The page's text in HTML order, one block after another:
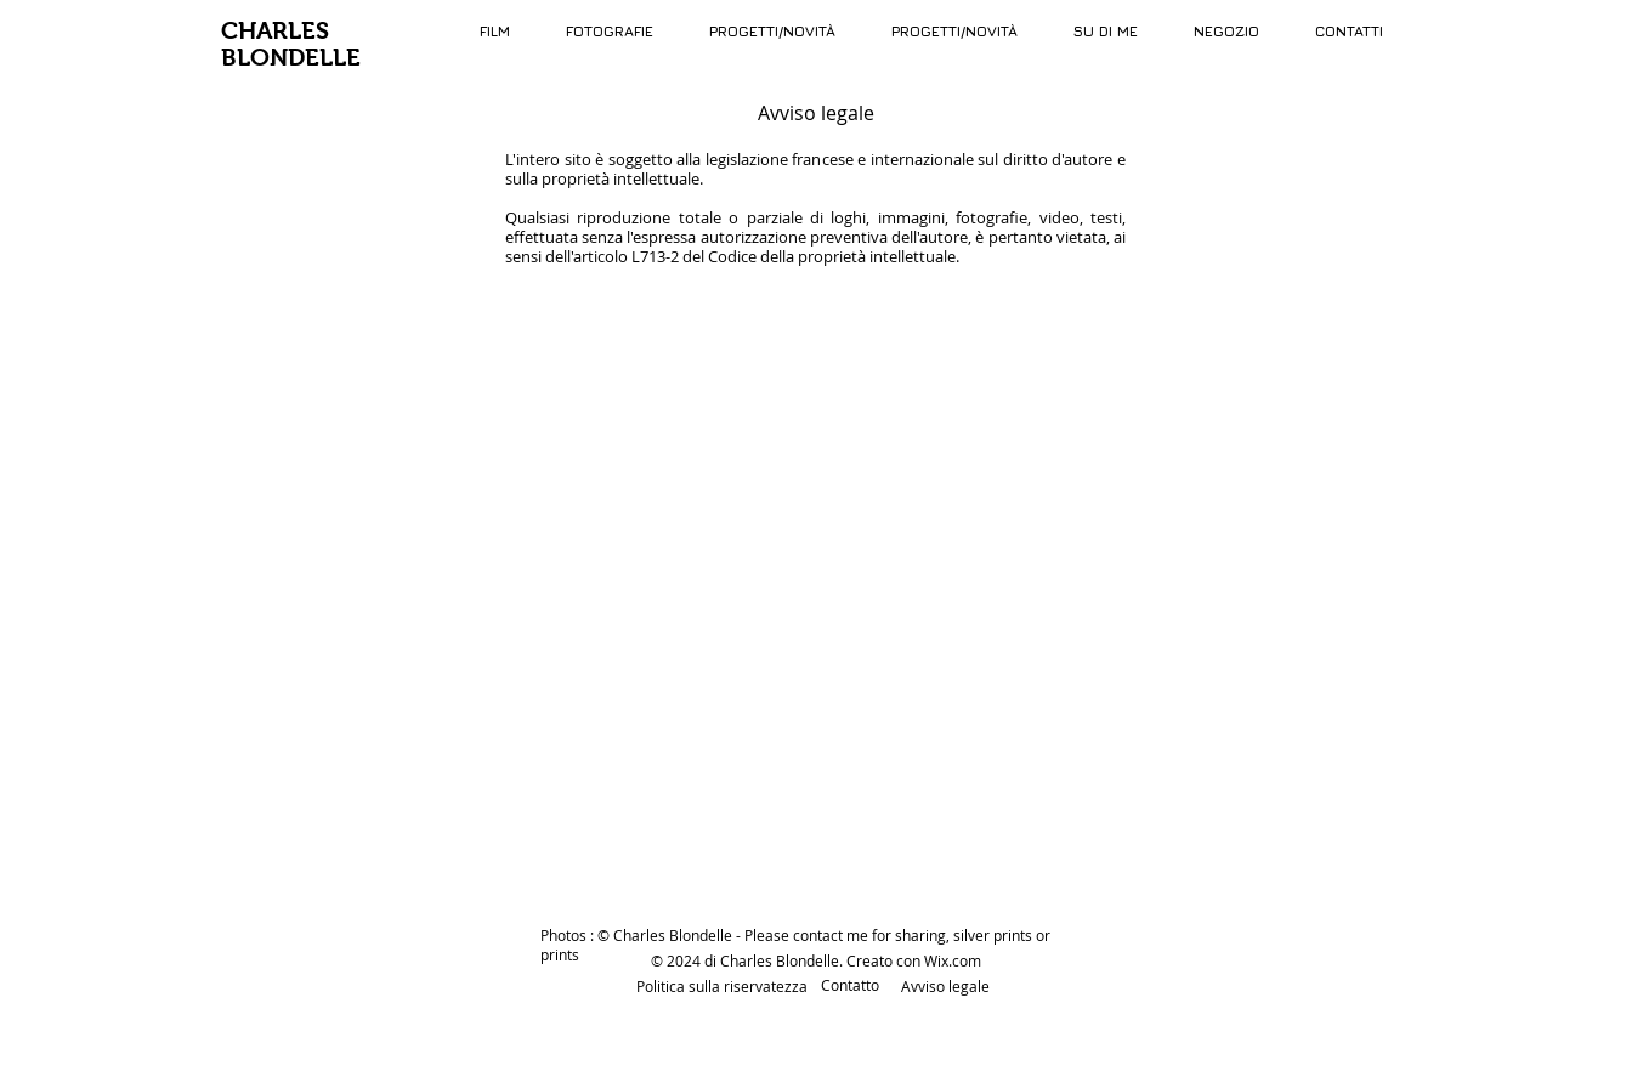
CHARLES
BLONDELLE
FILM FOTOGRAFIE PROGETTI/NOVITÀ PROGETTI/NOVITÀ SU DI ME NEGOZIO CONTATTI
Avviso legale
L'intero sito è soggetto alla legislazione francese e internazionale sul diritto d'autore e
sulla proprietà intellettuale.
Qualsiasi riproduzione totale o parziale di loghi, immagini, fotografie, video, testi,
effettuata senza l'espressa autorizzazione preventiva dell'autore, è pertanto vietata, ai
sensi dell'articolo L713-2 del Codice della proprietà intellettuale.
© 2024 di Charles Blondelle. Creato conWix.com
Photos : © Charles Blondelle - Please contact me for sharing, silver prints or
prints
Politica sulla riservatezza
Contatto Avviso legale